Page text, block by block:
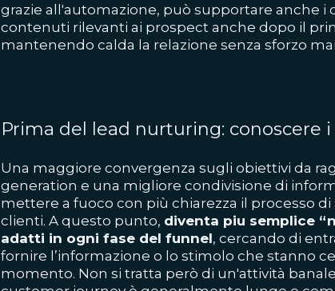
grazie all'automazione, può supportare anche i
contenuti rilevanti ai prospect anche dopo il
mantenendo calda la relazione senza sforzo
Prima del lead nurturing: conoscere
Una maggiore convergenza sugli obiettivi da
generation e una migliore condivisione di
mettere a fuoco con più chiarezza il processo
clienti. A questo punto, diventa piu semplice
adatti in ogni fase del funnel, cercando di
fornire l’informazione o lo stimolo che stanno
momento. Non si tratta però di un'attività